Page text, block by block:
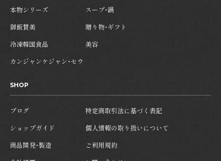
本物シリーズ
御飯賛美
冷凍韓国食品
カンジャンケジャン・セウ
スープ・鍋
贈り物・ギフト
美容
SHOP
ブログ
ショップガイド
商品開発・製造
特定商取引法に基づく表記
個人情報の取り扱いについて
ご利用規約